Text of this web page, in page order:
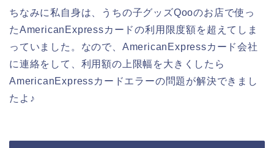
ちなみに私自身は、うちの子グッズQooのお店で使っ
たAmericanExpressカードの利用限度額を超えてしま
っていました。なので、AmericanExpressカード会社
に連絡をして、利用額の上限幅を大きくしたら
AmericanExpressカードエラーの問題が解決できまし
たよ♪